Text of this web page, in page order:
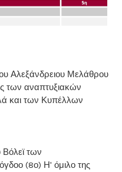
Αλεξάνδρειου Μελάθρου
των αναπτυξιακών
και των Κυπέλλων
των
(8ο) Η' όμιλο της